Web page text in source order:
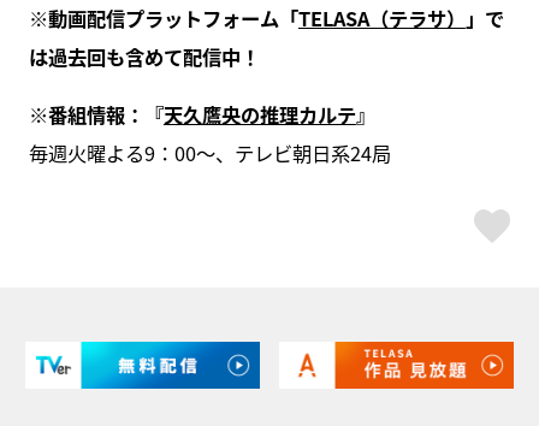
※動画配信プラットフォーム「TELASA（テラサ） 」で
は過去回も含めて配信中！
※番組情報：『天久鷹央の推理カルテ』
毎週火曜よる9：00～、テレビ朝日系24局